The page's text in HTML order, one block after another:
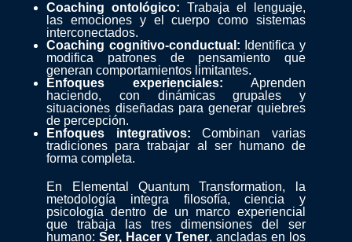
Coaching ontológico: Trabaja el lenguaje,
las emociones y el cuerpo como sistemas
interconectados.
Coaching cognitivo-conductual: Identifica y
modifica patrones de pensamiento que
generan comportamientos limitantes.
Enfoques experienciales: Aprenden
haciendo, con dinámicas grupales y
situaciones diseñadas para generar quiebres
de percepción.
Enfoques integrativos: Combinan varias
tradiciones para trabajar al ser humano de
forma completa.
En Elemental Quantum Transformation, la
metodología integra filosofía, ciencia y
psicología dentro de un marco experiencial
que trabaja las tres dimensiones del ser
humano: Ser, Hacer y Tener, ancladas en los